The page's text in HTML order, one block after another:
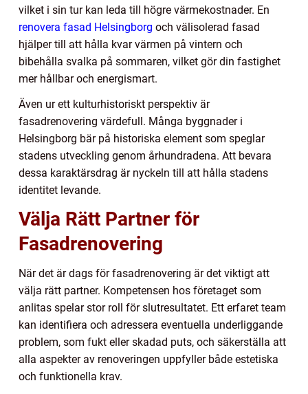
vilket i sin tur kan leda till högre värmekostnader. En
renovera fasad Helsingborg och välisolerad fasad
hjälper till att hålla kvar värmen på vintern och
bibehålla svalka på sommaren, vilket gör din fastighet
mer hållbar och energismart.
Även ur ett kulturhistoriskt perspektiv är
fasadrenovering värdefull. Många byggnader i
Helsingborg bär på historiska element som speglar
stadens utveckling genom århundradena. Att bevara
dessa karaktärsdrag är nyckeln till att hålla stadens
identitet levande.
Välja Rätt Partner för
Fasadrenovering
När det är dags för fasadrenovering är det viktigt att
välja rätt partner. Kompetensen hos företaget som
anlitas spelar stor roll för slutresultatet. Ett erfaret team
kan identifiera och adressera eventuella underliggande
problem, som fukt eller skadad puts, och säkerställa att
alla aspekter av renoveringen uppfyller både estetiska
och funktionella krav.